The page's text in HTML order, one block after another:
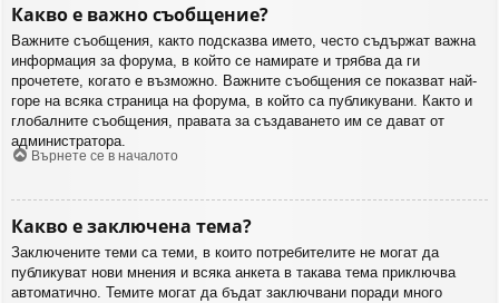
Какво е важно съобщение?
Важните съобщения, както подсказва името, често съдържат важна
информация за форума, в който се намирате и трябва да ги
прочетете, когато е възможно. Важните съобщения се показват най-
горе на всяка страница на форума, в който са публикувани. Както и
глобалните съобщения, правата за създаването им се дават от
администратора.
Върнете се в началото
Какво е заключена тема?
Заключените теми са теми, в които потребителите не могат да
публикуват нови мнения и всяка анкета в такава тема приключва
автоматично. Темите могат да бъдат заключвани поради много